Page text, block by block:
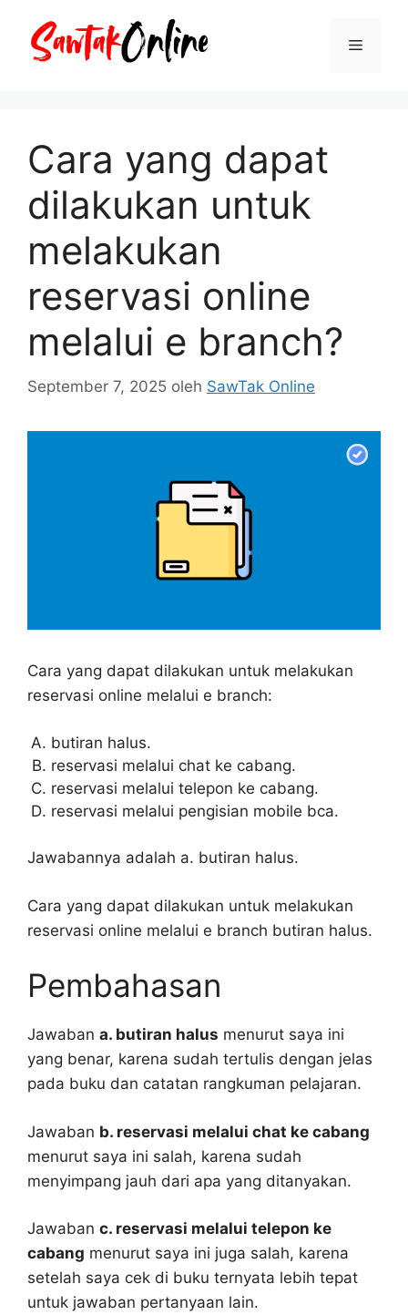
Menu
Cara yang dapat
dilakukan untuk
melakukan
reservasi online
melalui e branch?
September 7, 2025 oleh SawTak Online
Cara yang dapat dilakukan untuk melakukan
reservasi online melalui e branch:
butiran halus.
reservasi melalui chat ke cabang.
reservasi melalui telepon ke cabang.
reservasi melalui pengisian mobile bca.
Jawabannya adalah a. butiran halus.
Cara yang dapat dilakukan untuk melakukan
reservasi online melalui e branch butiran halus.
Pembahasan
Jawaban a. butiran halus menurut saya ini
yang benar, karena sudah tertulis dengan jelas
pada buku dan catatan rangkuman pelajaran.
Jawaban b. reservasi melalui chat ke cabang
menurut saya ini salah, karena sudah
menyimpang jauh dari apa yang ditanyakan.
Jawaban c. reservasi melalui telepon ke
cabang menurut saya ini juga salah, karena
setelah saya cek di buku ternyata lebih tepat
untuk jawaban pertanyaan lain.